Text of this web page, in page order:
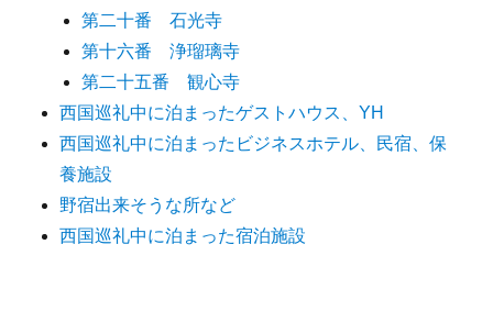
第二十番 石光寺
第十六番 浄瑠璃寺
第二十五番 観心寺
西国巡礼中に泊まったゲストハウス、YH
西国巡礼中に泊まったビジネスホテル、民宿、保
養施設
野宿出来そうな所など
西国巡礼中に泊まった宿泊施設